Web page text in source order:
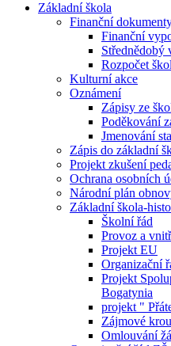
Základní škola
Finanční
Finanční
Střednědobý
Rozpočet
Kulturní akce
Oznámení
Zápisy ze
Poděkování
Jmenování
Zápis do základní
Projekt zkušení
Ochrana osobních
Národní plán
Základní škola-
Školní řád
Provoz a
Projekt EU
Organizační
Projekt
Bogatynia
projekt "
Zájmové
Omlouvání